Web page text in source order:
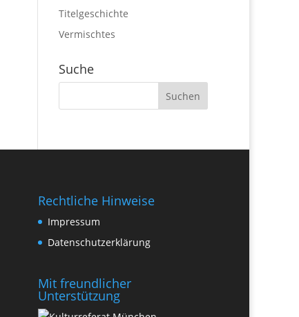
Titelgeschichte
Vermischtes
Suche
Rechtliche Hinweise
Impressum
Datenschutzerklärung
Mit freundlicher
Unterstützung